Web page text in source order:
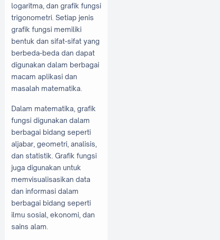
logaritma, dan grafik fungsi
trigonometri. Setiap jenis
grafik fungsi memiliki
bentuk dan sifat-sifat yang
berbeda-beda dan dapat
digunakan dalam berbagai
macam aplikasi dan
masalah matematika.
Dalam matematika, grafik
fungsi digunakan dalam
berbagai bidang seperti
aljabar, geometri, analisis,
dan statistik. Grafik fungsi
juga digunakan untuk
memvisualisasikan data
dan informasi dalam
berbagai bidang seperti
ilmu sosial, ekonomi, dan
sains alam.